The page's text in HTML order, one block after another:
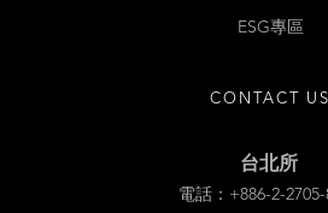
ESG專區
CONTACT US
台北所
電話：+886-2-2705-